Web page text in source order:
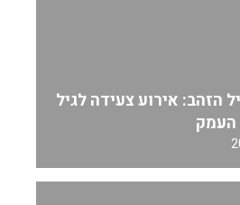
הזהב: אירוע צעידה לגיל
העמק